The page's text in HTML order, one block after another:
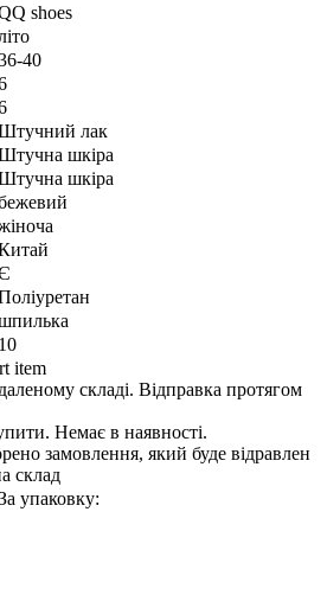
shoes
40
лак
шкіра
шкіра
10
складі. Відправка протягом
Немає в наявності.
замовлення, який буде відравлен
склад
упаковку: